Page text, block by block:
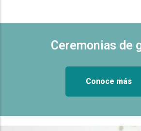
Ceremonias de
Conoce más